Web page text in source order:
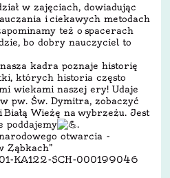
w zajęciach, dowiadując
i ciekawych metodach
też o spacerach
bo dobry nauczyciel to
kadra poznaje historię
których historia często
wiekami naszej ery! Udaje
pw. Św. Dymitra, zobaczyć
Wieżę na wybrzeżu. Jest
poddajemy
.
otwarcia -
Ząbkach”
KA122-SCH-000199046